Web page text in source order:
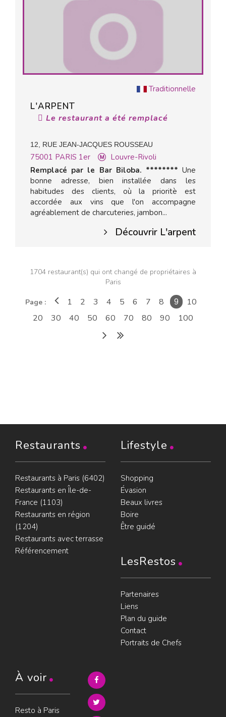
Traditionnelle
L'ARPENT
Le restaurant a été remplacé
12, RUE JEAN-JACQUES ROUSSEAU
75001 PARIS 1er
Louvre-Rivoli
Remplacé par le Bar Biloba. ******** Une
bonne adresse, bien installée dans les
habitudes des clients, où la prioritè est
accordée aux vins que l'on accompagne
agréablement de charcuteries, jambon...
Découvrir L'arpent
1704 restaurant(s) qui ont changé de propriétaires à
Paris
Page : 1 2 3 4 5 6 7 8 9
10
20
30 40 50 60 70 80 90 100
Restaurants
Restaurants à Paris (6402)
Restaurants en Île-de-
France (1103)
Restaurants en région
(1204)
Restaurants avec terrasse
Référencement
Lifestyle
Shopping
Évasion
Beaux livres
Boire
Être guidé
LesRestos
Partenaires
Liens
Plan du guide
Contact
Portraits de Chefs
À voir
Resto à Paris